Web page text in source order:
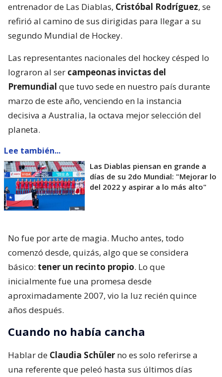
entrenador de Las Diablas, Cristóbal Rodríguez, se
refirió al camino de sus dirigidas para llegar a su
segundo Mundial de Hockey.
Las representantes nacionales del hockey césped lo
lograron al ser campeonas invictas del
Premundial que tuvo sede en nuestro país durante
marzo de este año, venciendo en la instancia
decisiva a Australia, la octava mejor selección del
planeta.
Lee también...
Las Diablas piensan en grande a
días de su 2do Mundial: "Mejorar lo
del 2022 y aspirar a lo más alto"
No fue por arte de magia. Mucho antes, todo
comenzó desde, quizás, algo que se considera
básico: tener un recinto propio. Lo que
inicialmente fue una promesa desde
aproximadamente 2007, vio la luz recién quince
años después.
Cuando no había cancha
Hablar de Claudia Schüler no es solo referirse a
una referente que peleó hasta sus últimos días